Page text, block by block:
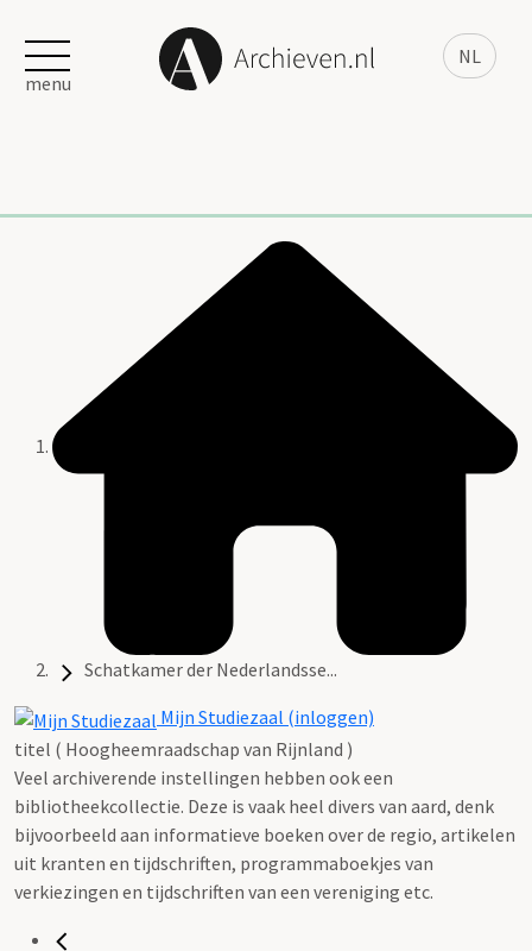
NL
menu
Schatkamer der Nederlandsse...
Mijn Studiezaal (inloggen)
titel ( Hoogheemraadschap van Rijnland )
Veel archiverende instellingen hebben ook een
bibliotheekcollectie. Deze is vaak heel divers van aard, denk
bijvoorbeeld aan informatieve boeken over de regio, artikelen
uit kranten en tijdschriften, programmaboekjes van
verkiezingen en tijdschriften van een vereniging etc.